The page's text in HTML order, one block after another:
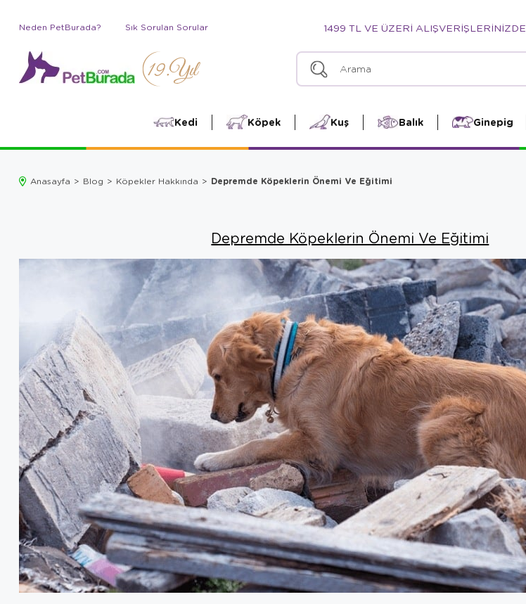
Neden PetBurada? Sık Sorulan Sorular 1499 TL VE ÜZERİ ALIŞVERİŞLERİNİZDE
Kedi Köpek Kuş Balık Ginepig
Anasayfa Blog Köpekler Hakkında Depremde Köpeklerin Önemi Ve Eğitimi
Depremde Köpeklerin Önemi Ve Eğitimi